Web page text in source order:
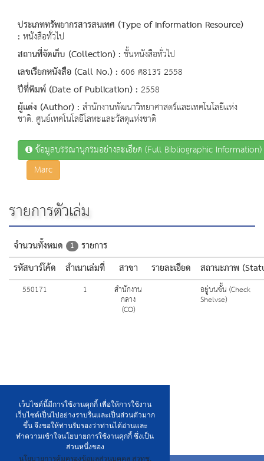
เว็บไซต์นี้มีการใช้งานคุกกี้ เพื่อให้การใช้งาน
เว็บไซต์เป็นไปอย่างราบรื่นและเป็นส่วนตัวมาก
ขึ้น จึงขอให้ท่านรับรองว่าท่านได้อ่านและ
ทำความเข้าใจนโยบายการใช้งานคุกกี้ ซึ่งเป็น
ส่วนหนึ่งของ
นโยบายการคุ้มครองข้อมูลส่วนบุคคล สวทช.
ประเภททรัพยากรสารสนเทศ (Type of Information Resource)
: หนังสือทั่วไป
สถานที่จัดเก็บ (Collection) : ชั้นหนังสือทั่วไป
เลขเรียกหนังสือ (Call No.) : 606 ศ813ร 2558
ปีที่พิมพ์ (Date of Publication) : 2558
ผู้แต่ง (Author) : สำนักงานพัฒนาวิทยาศาสตร์และเทคโนโลยีแห่ง
ชาติ. ศูนย์เทคโนโลยีโลหะและวัสดุแห่งชาติ
ข้อมูลบรรณานุกรมอย่างละเอียด (Full Bibliographic Information)
Marc
รายการตัวเล่ม
จำนวนทั้งหมด 1 รายการ
รหัสบาร์โค้ด
สำเนาเล่มที่ สาขา รายละเอียด สถานะภาพ
550171 1 สำนักงาน
กลาง
(CO)
อยู่บนชั้น (Check
Shelvse)